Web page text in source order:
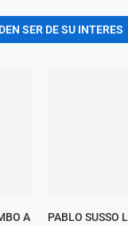
SER DE SU INTERES
A
PABLO SUSSO